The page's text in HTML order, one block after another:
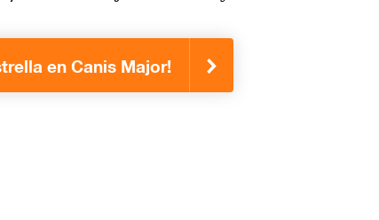
en Canis Major!